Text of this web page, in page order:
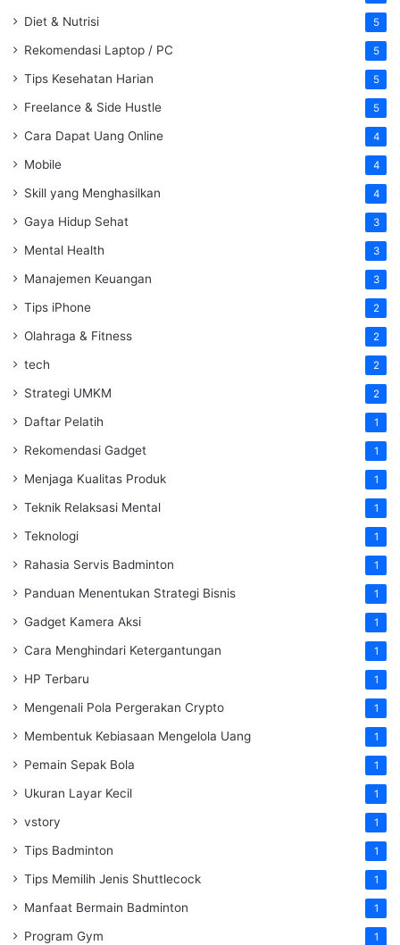
Diet & Nutrisi 5
Rekomendasi Laptop / PC 5
Tips Kesehatan Harian 5
Freelance & Side Hustle 5
Cara Dapat Uang Online 4
Mobile 4
Skill yang Menghasilkan 4
Gaya Hidup Sehat 3
Mental Health 3
Manajemen Keuangan 3
Tips iPhone 2
Olahraga & Fitness 2
tech 2
Strategi UMKM 2
Daftar Pelatih 1
Rekomendasi Gadget 1
Menjaga Kualitas Produk 1
Teknik Relaksasi Mental 1
Teknologi 1
Rahasia Servis Badminton 1
Panduan Menentukan Strategi Bisnis 1
Gadget Kamera Aksi 1
Cara Menghindari Ketergantungan 1
HP Terbaru 1
Mengenali Pola Pergerakan Crypto 1
Membentuk Kebiasaan Mengelola Uang 1
Pemain Sepak Bola 1
Ukuran Layar Kecil 1
vstory 1
Tips Badminton 1
Tips Memilih Jenis Shuttlecock 1
Manfaat Bermain Badminton 1
Program Gym 1